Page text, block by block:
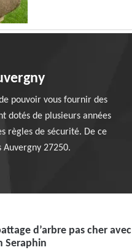
pouvoir vous fournir des
dotés de plusieurs années
règles de sécurité. De ce
27250.
d’arbre pas cher avec
Seraphin